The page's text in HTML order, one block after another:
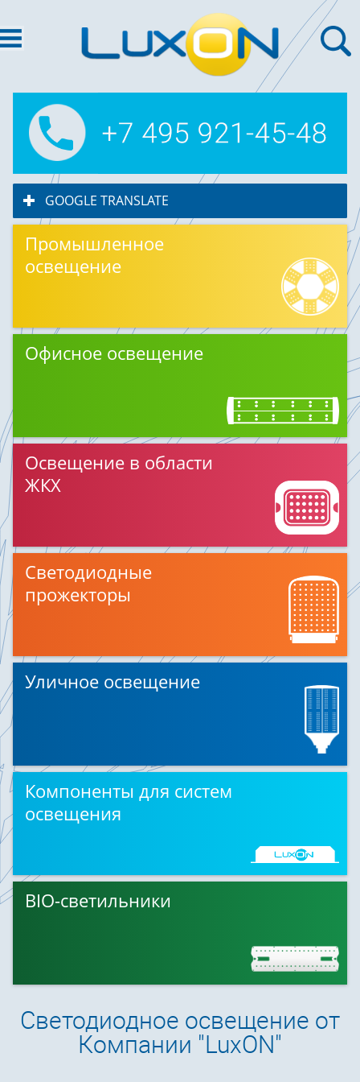
GOOGLE TRANSLATE
Промышленное
освещение
Офисное освещение
Освещение в области
ЖКХ
Светодиодные
прожекторы
Уличное освещение
Компоненты для систем
освещения
BIO-светильники
Светодиодное освещение от
Компании "LuxON"